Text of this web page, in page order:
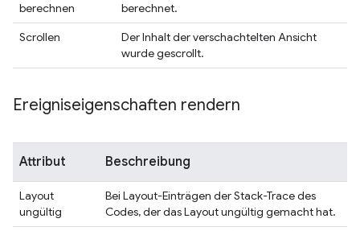
berechnen
berechnet.
Scrollen
Der Inhalt der verschachtelten Ansicht
wurde gescrollt.
Ereigniseigenschaften rendern
Attribut Beschreibung
Layout
ungültig
Bei Layout-Einträgen der Stack-Trace des
Codes, der das Layout ungültig gemacht hat.